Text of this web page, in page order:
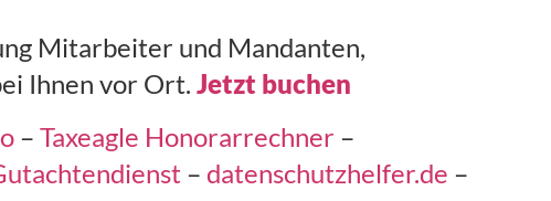
Mitarbeiter und Mandanten,
Ihnen vor Ort.Jetzt buchen
–Taxeagle Honorarrechner –
–datenschutzhelfer.de –